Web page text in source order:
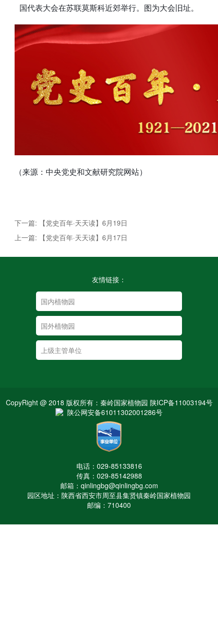
国代表大会在苏联莫斯科近郊举行。图为大会旧址。
（来源：中央党史和文献研究院网站）
下一篇: 【党史百年·天天读】6月19日
上一篇: 【党史百年·天天读】6月17日
友情链接：
CopyRight @ 2018 版权所有：秦岭国家植物园 陕ICP备11003194号
陕公网安备61011302001286号
电话：029-85133816
传真：029-85142988
邮箱：qinlingbg@qinlingbg.com
园区地址：陕西省西安市周至县集贤镇秦岭国家植物园
邮编：710400